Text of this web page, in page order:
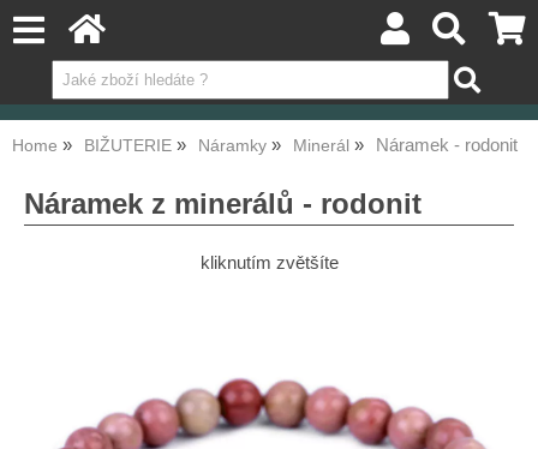
Home BIŽUTERIE Náramky Minerál Náramek - rodonit
Náramek z minerálů - rodonit
kliknutím zvětšíte